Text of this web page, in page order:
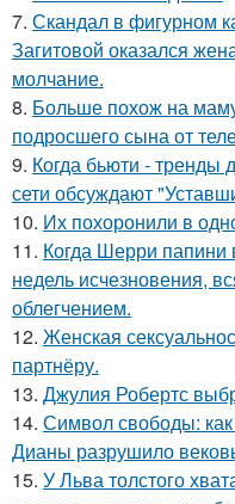
7. Скандал в фигурном
Загитовой оказался
молчание.
8. Больше похож на
подросшего сына от
9. Когда бьюти - тренды
сети обсуждают
10. Их похоронили в
11. Когда Шерри папини
недель исчезновения,
облегчением.
12. Женская
партнёру.
13. Джулия Робертс
14. Символ свободы:
Дианы разрушило
15. У Льва толстого